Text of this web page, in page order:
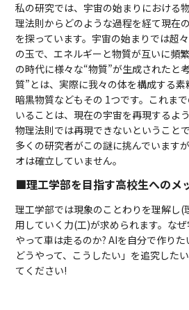
私の研究では、宇宙の始まりにおける
理法則からどのような過程を経て現在
を探っています。宇宙の始まりでは超
の玉で、エネルギーと物質が互いに頻
の時代に様々な“物質”が生成されたと
質”とは、実際に我々の体を構成する
暗黒物質などもその 1つです。これま
いることは、現在の宇宙を再現するよ
物理法則では再現できないということ
多くの研究者がこの謎に挑んでいます
オは確立していません。
■理工学部を目指す高校生へのメ
理工学部では現象のことわりを理解し
用していく力(工)が求められます。な
やって車は走るのか? AIを自分で作りた
どうやって、こうしたい」を追究した
てください!